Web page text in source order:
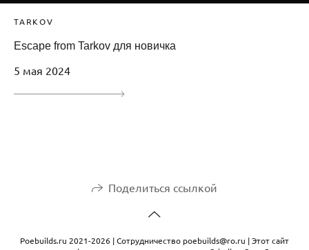
TARKOV
Escape from Tarkov для новичка
5 мая 2024
Поделиться ссылкой
Рoebuilds.ru 2021-2026 | Сотрудничество poebuilds@ro.ru | Этот сайт